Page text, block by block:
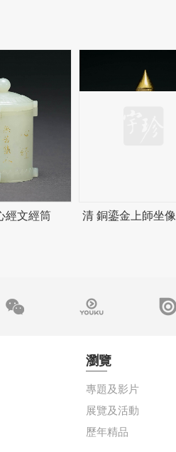
經文經筒 清 銅鎏金上師坐像
瀏覽
專題及影片
展覽及活動
歷年精品